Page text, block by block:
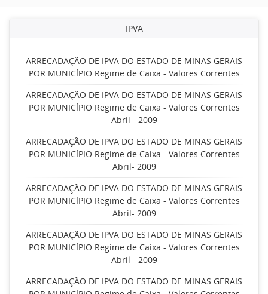
IPVA
ARRECADAÇÃO DE IPVA DO ESTADO DE MINAS GERAIS
POR MUNICÍPIO Regime de Caixa - Valores Correntes
ARRECADAÇÃO DE IPVA DO ESTADO DE MINAS GERAIS
POR MUNICÍPIO Regime de Caixa - Valores Correntes
Abril - 2009
ARRECADAÇÃO DE IPVA DO ESTADO DE MINAS GERAIS
POR MUNICÍPIO Regime de Caixa - Valores Correntes
Abril- 2009
ARRECADAÇÃO DE IPVA DO ESTADO DE MINAS GERAIS
POR MUNICÍPIO Regime de Caixa - Valores Correntes
Abril- 2009
ARRECADAÇÃO DE IPVA DO ESTADO DE MINAS GERAIS
POR MUNICÍPIO Regime de Caixa - Valores Correntes
Abril - 2009
ARRECADAÇÃO DE IPVA DO ESTADO DE MINAS GERAIS